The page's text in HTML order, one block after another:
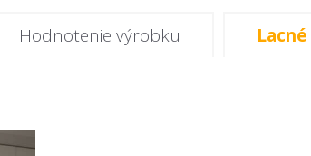
Hodnotenie výrobku